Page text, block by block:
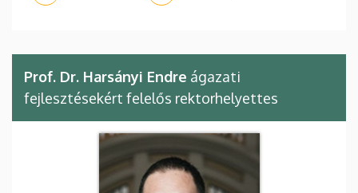
Prof. Dr. Harsányi Endre ágazati
fejlesztésekért felelős rektorhelyettes